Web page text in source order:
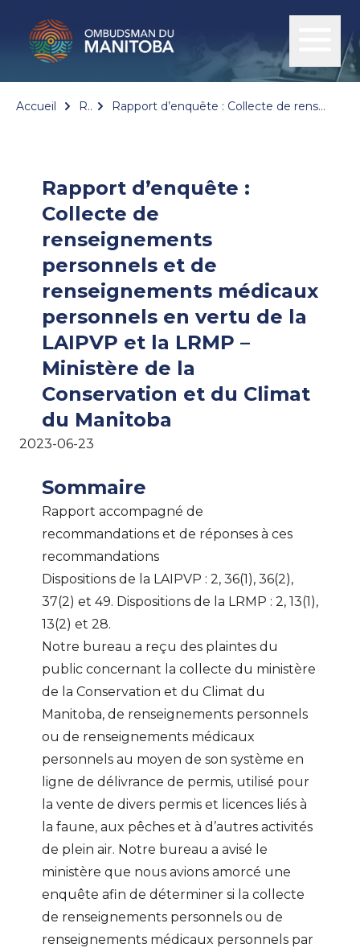
Accueil Rapports Rapport d’enquête : Collecte de renseignements personnels et de renseignements médicaux personnels en vertu de la LAIPVP et la LRMP – Ministère de la Conservation et du Climat du Manitoba
Rapport d’enquête :
Collecte de
renseignements
personnels et de
renseignements médicaux
personnels en vertu de la
LAIPVP et la LRMP –
Ministère de la
Conservation et du Climat
du Manitoba
2023-06-23
Sommaire
Rapport accompagné de
recommandations et de réponses à ces
recommandations
Dispositions de la LAIPVP : 2, 36(1), 36(2),
37(2) et 49. Dispositions de la LRMP : 2, 13(1),
13(2) et 28.
Notre bureau a reçu des plaintes du
public concernant la collecte du ministère
de la Conservation et du Climat du
Manitoba, de renseignements personnels
ou de renseignements médicaux
personnels au moyen de son système en
ligne de délivrance de permis, utilisé pour
la vente de divers permis et licences liés à
la faune, aux pêches et à d’autres activités
de plein air. Notre bureau a avisé le
ministère que nous avions amorcé une
enquête afin de déterminer si la collecte
de renseignements personnels ou de
renseignements médicaux personnels par